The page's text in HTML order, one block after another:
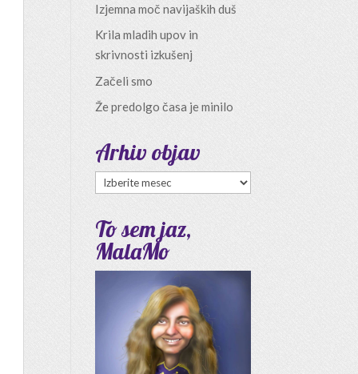
Izjemna moč navijaških duš
Krila mladih upov in
skrivnosti izkušenj
Začeli smo
Že predolgo časa je minilo
Arhiv objav
Arhiv
To sem jaz,
MalaMo